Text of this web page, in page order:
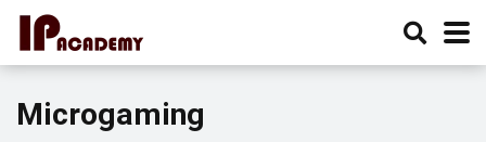
Microgaming